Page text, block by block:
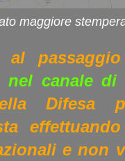
maggiore
al
nel canale di
Difesa
e non